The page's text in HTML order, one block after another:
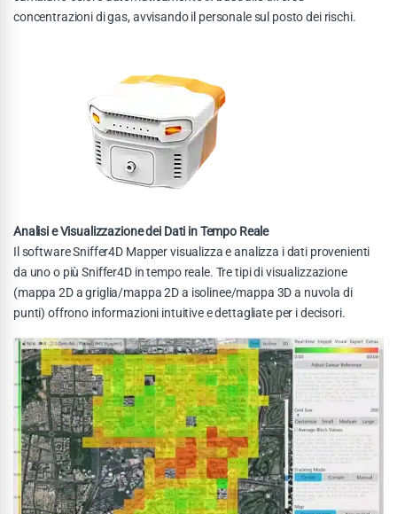
concentrazioni di gas, avvisando il personale sul posto dei rischi.
Analisi e Visualizzazione dei Dati in Tempo Reale
Il software Sniffer4D Mapper visualizza e analizza i dati provenienti
da uno o più Sniffer4D in tempo reale. Tre tipi di visualizzazione
(mappa 2D a griglia/mappa 2D a isolinee/mappa 3D a nuvola di
punti) offrono informazioni intuitive e dettagliate per i decisori.